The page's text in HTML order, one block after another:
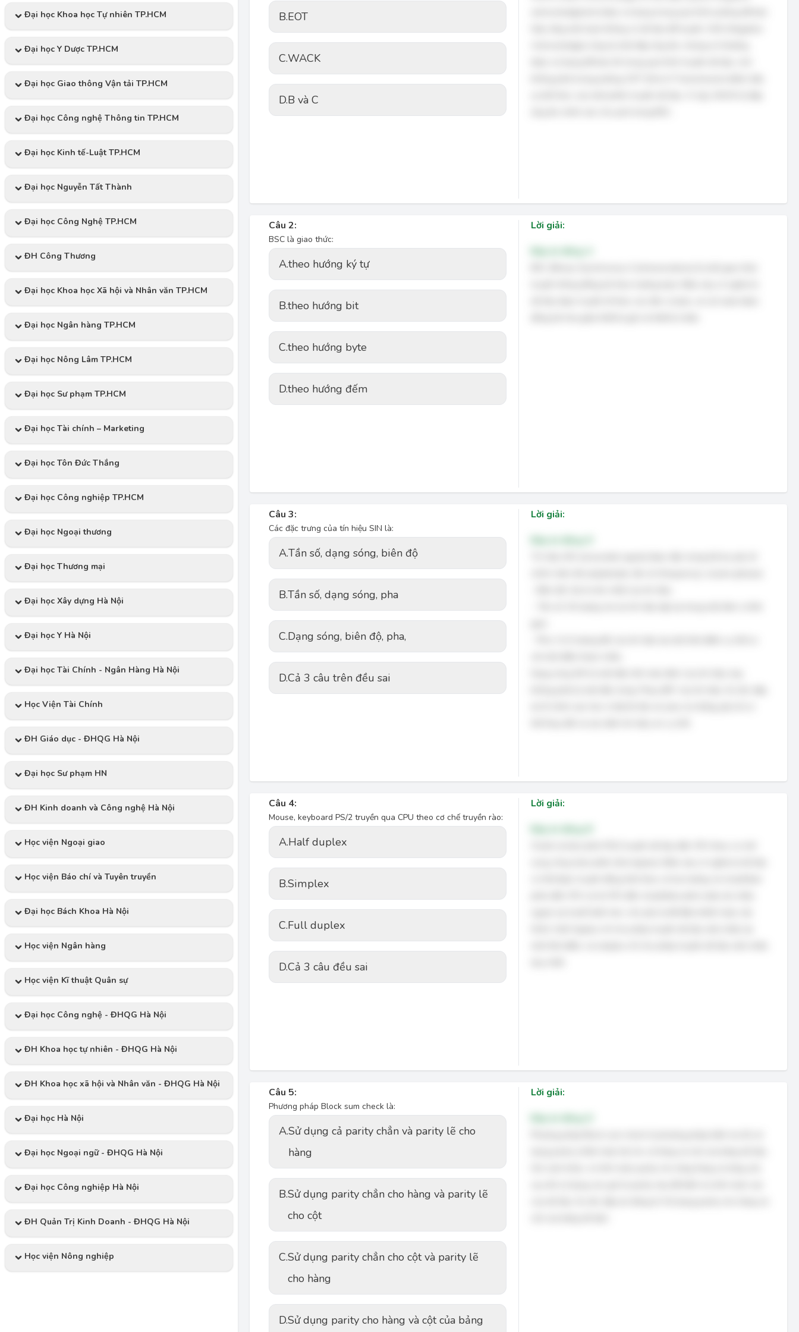
Đại học Khoa học Tự nhiên TP.HCM
Đại học Y Dược TP.HCM
Đại học Giao thông Vận tải TP.HCM
Đại học Công nghệ Thông tin TP.HCM
Đại học Kinh tế-Luật TP.HCM
Đại học Nguyễn Tất Thành
Đại học Công Nghệ TP.HCM
ĐH Công Thương
Đại học Khoa học Xã hội và Nhân văn TP.HCM
Đại học Ngân hàng TP.HCM
Đại học Nông Lâm TP.HCM
Đại học Sư phạm TP.HCM
Đại học Tài chính – Marketing
Đại học Tôn Đức Thắng
Đại học Công nghiệp TP.HCM
Đại học Ngoại thương
Đại học Thương mại
Đại học Xây dựng Hà Nội
Đại học Y Hà Nội
Đại học Tài Chính - Ngân Hàng Hà Nội
Học Viện Tài Chính
ĐH Giáo dục - ĐHQG Hà Nội
Đại học Sư phạm HN
ĐH Kinh doanh và Công nghệ Hà Nội
Học viện Ngoại giao
Học viện Báo chí và Tuyên truyền
Đại học Bách Khoa Hà Nội
Học viện Ngân hàng
Học viện Kĩ thuật Quân sự
Đại học Công nghệ - ĐHQG Hà Nội
ĐH Khoa học tự nhiên - ĐHQG Hà Nội
ĐH Khoa học xã hội và Nhân văn - ĐHQG Hà Nội
Đại học Hà Nội
Đại học Ngoại ngữ - ĐHQG Hà Nội
Đại học Công nghiệp Hà Nội
ĐH Quản Trị Kinh Doanh - ĐHQG Hà Nội
Học viện Nông nghiệp
B.EOT
C.WACK
D.B và C
Câu 2:
BSC là giao thức:
A.theo hướng ký tự
B.theo hướng bit
C.theo hướng byte
D.theo hướng đếm
Lời giải:
Câu 3:
Các đặc trưng của tín hiệu SIN là:
A.Tần số, dạng sóng, biên độ
B.Tần số, dạng sóng, pha
C.Dạng sóng, biên độ, pha,
D.Cả 3 câu trên đều sai
Lời giải:
Câu 4:
Mouse, keyboard PS/2 truyền qua CPU theo cơ chế truyền rào:
A.Half duplex
B.Simplex
C.Full duplex
D.Cả 3 câu đều sai
Lời giải:
Câu 5:
Phương pháp Block sum check là:
A.Sử dụng cả parity chẳn và parity lẽ cho
hàng
B.Sử dụng parity chẳn cho hàng và parity lẽ
cho cột
C.Sử dụng parity chẳn cho cột và parity lẽ
cho hàng
D.Sử dụng parity cho hàng và cột của bảng
Lời giải: